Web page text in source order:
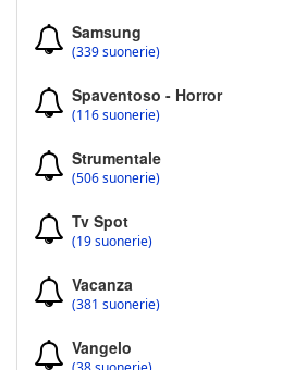
Samsung
(339 suonerie)
Spaventoso - Horror
(116 suonerie)
Strumentale
(506 suonerie)
Tv Spot
(19 suonerie)
Vacanza
(381 suonerie)
Vangelo